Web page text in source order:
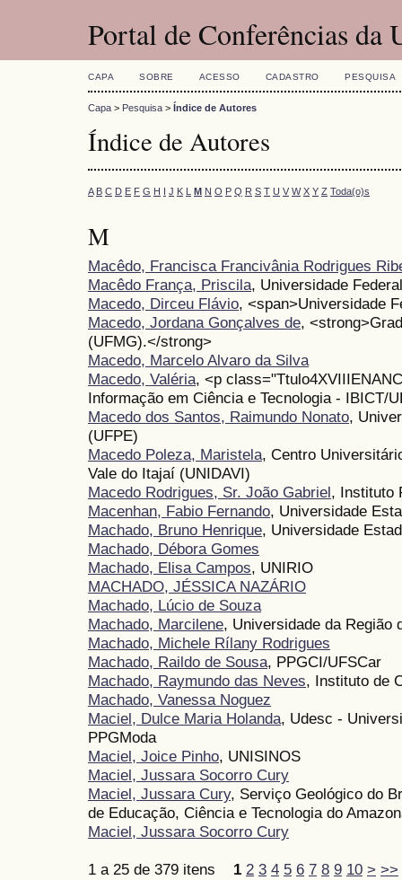
Portal de Conferências da
CAPA SOBRE ACESSO CADASTRO PESQUISA
Capa > Pesquisa > Índice de Autores
Índice de Autores
A B C D E F G H I J K L M N O P Q R S T U V W X Y Z Toda(o)s
M
Macêdo, Francisca Francivânia Rodrigues
Macêdo França, Priscila, Universidade
Macedo, Dirceu Flávio, <span>Universidade
Macedo, Jordana Gonçalves de,
(UFMG).</strong>
Macedo, Marcelo Alvaro da Silva
Macedo, Valéria, <p
Informação em Ciência e Tecnologia - IBICT/
Macedo dos Santos, Raimundo Nonato,
(UFPE)
Macedo Poleza, Maristela, Centro
Vale do Itajaí (UNIDAVI)
Macedo Rodrigues, Sr. João Gabriel, Instituto
Macenhan, Fabio Fernando, Universidade
Machado, Bruno Henrique, Universidade
Machado, Débora Gomes
Machado, Elisa Campos, UNIRIO
MACHADO, JÉSSICA NAZÁRIO
Machado, Lúcio de Souza
Machado, Marcilene, Universidade da Região
Machado, Michele Rílany Rodrigues
Machado, Raildo de Sousa, PPGCI/UFSCar
Machado, Raymundo das Neves, Instituto de
Machado, Vanessa Noguez
Maciel, Dulce Maria Holanda, Udesc -
PPGModa
Maciel, Joice Pinho, UNISINOS
Maciel, Jussara Socorro Cury
Maciel, Jussara Cury, Serviço Geológico do
de Educação, Ciência e Tecnologia do
Maciel, Jussara Socorro Cury
1 a 25 de 379 itens 1 2 3 4 5 6 7 8 9 10 > >>